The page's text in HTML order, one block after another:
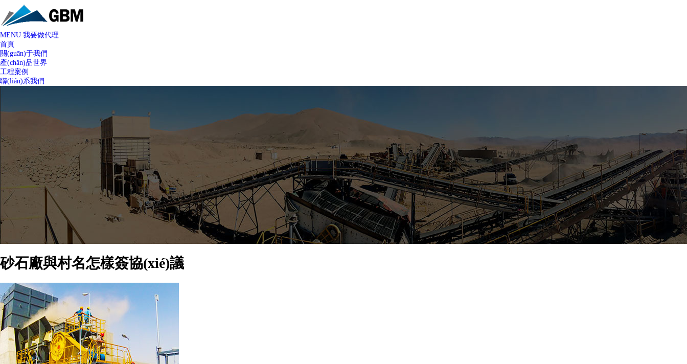
MENU 我要做代理
首頁
關(guān)于我們
產(chǎn)品世界
工程案例
聯(lián)系我們
砂石廠與村名怎樣簽協(xié)議